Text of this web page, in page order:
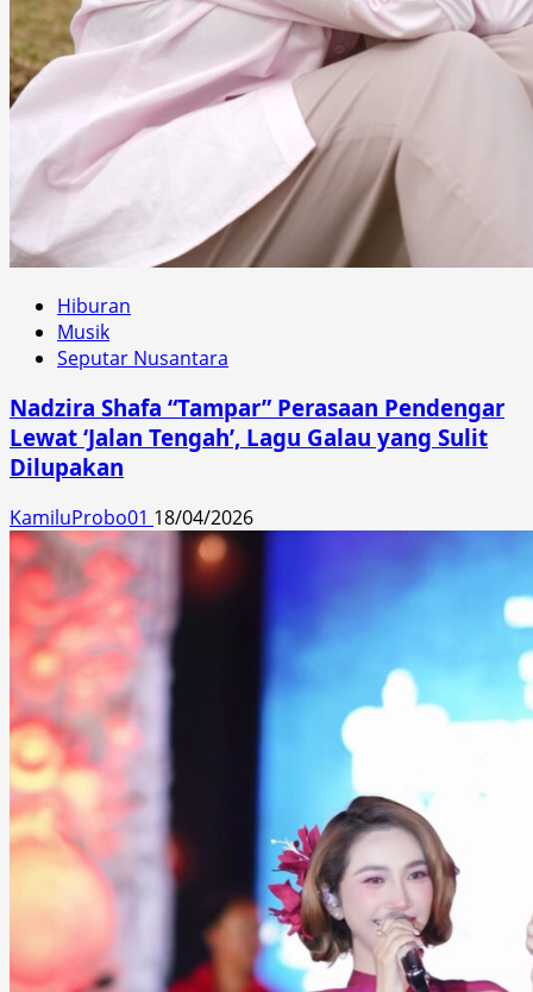
Hiburan
Musik
Seputar Nusantara
Nadzira Shafa “Tampar” Perasaan Pendengar
Lewat ‘Jalan Tengah’, Lagu Galau yang Sulit
Dilupakan
KamiluProbo01 18/04/2026